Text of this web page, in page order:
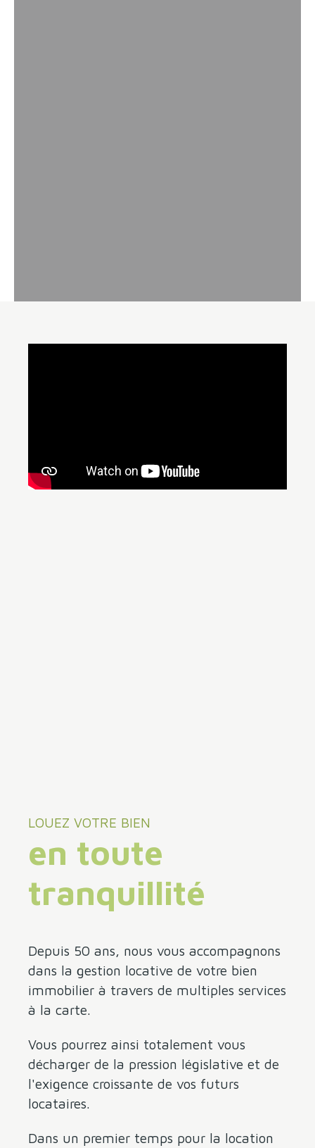
LOUEZ VOTRE BIEN
en toute
tranquillité
Depuis 50 ans, nous vous accompagnons
dans la gestion locative de votre bien
immobilier à travers de multiples services
à la carte.
Vous pourrez ainsi totalement vous
décharger de la pression législative et de
l'exigence croissante de vos futurs
locataires.
Dans un premier temps pour la location